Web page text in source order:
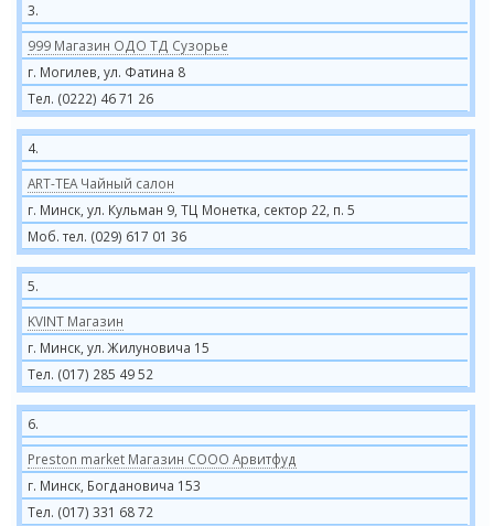
3.
999 Магазин ОДО ТД Сузорье
г. Могилев, ул. Фатина 8
Тел. (0222) 46 71 26
4.
ART-TEA Чайный салон
г. Минск, ул. Кульман 9, ТЦ Монетка, сектор 22, п. 5
Моб. тел. (029) 617 01 36
5.
KVINT Магазин
г. Минск, ул. Жилуновича 15
Тел. (017) 285 49 52
6.
Preston market Магазин СООО Арвитфуд
г. Минск, Богдановича 153
Тел. (017) 331 68 72